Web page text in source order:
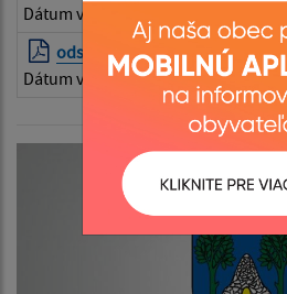
Dátum vyvesenia:
odstupenie| PDF | 0.22 Mb
Dátum vyvesenia:28.01.2025